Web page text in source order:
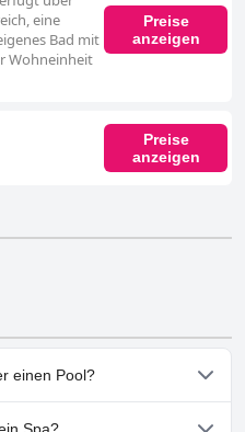
eine
Bad mit
Wohneinheit
Preise
anzeigen
Preise
anzeigen
einen Pool?
Pool.